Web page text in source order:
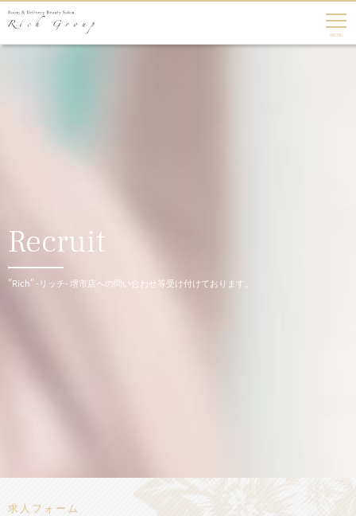
Recruit
"Rich" -リッチ- 堺市店への問い合わせ等受け付けております。
求人フォーム